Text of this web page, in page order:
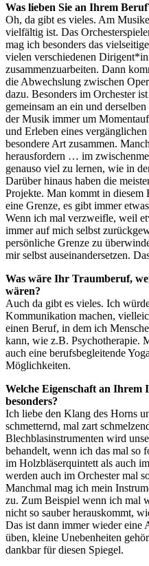
Was lieben Sie an Ihrem
Oh, da gibt es vieles. Am
vielfältig ist. Das
mag ich besonders das
vielen verschiedenen
zusammenzuarbeiten. Dann
die Abwechslung zwischen
dazu. Besonders im Orchester
gemeinsam an ein und
der Musik immer um
und Erleben eines
besondere Art zusammen.
herausfordern … im
genauso viel zu lernen, wie in
Darüber hinaus haben die
Projekte. Man kommt in diesem
eine Grenze, es gibt immer
Wenn ich mal verzweifle, weil
immer auf mich selbst
persönliche Grenze zu
mir selbst auseinandersetzen.
Was wäre Ihr Traumberuf,
wären?
Auch da gibt es vieles. Ich
Kommunikation machen,
einen Beruf, in dem ich
kann, wie z.B. Psychotherapie.
auch eine berufsbegleitende
Möglichkeiten.
Welche Eigenschaft an Ihrem
besonders?
Ich liebe den Klang des Horns
schmetternd, mal zart
Blechblasinstrumenten wird
behandelt, wenn ich das mal so
im Holzbläserquintett als auch
werden auch im Orchester mal
Manchmal mag ich mein
zu. Zum Beispiel wenn ich mal
nicht so sauber herauskommt,
Das ist dann immer wieder eine
üben, kleine Unebenheiten
dankbar für diesen Spiegel.